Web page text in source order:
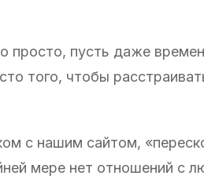
просто, пусть даже
того, чтобы
с нашим сайтом,
мере нет отношений с